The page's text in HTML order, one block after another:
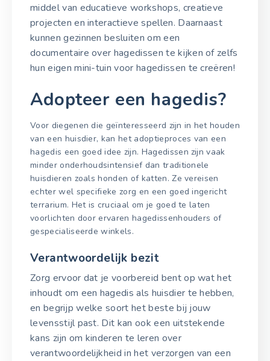
middel van educatieve workshops, creatieve
projecten en interactieve spellen. Daarnaast
kunnen gezinnen besluiten om een
documentaire over hagedissen te kijken of zelfs
hun eigen mini-tuin voor hagedissen te creëren!
Adopteer een hagedis?
Voor diegenen die geïnteresseerd zijn in het houden
van een huisdier, kan het adoptieproces van een
hagedis een goed idee zijn. Hagedissen zijn vaak
minder onderhoudsintensief dan traditionele
huisdieren zoals honden of katten. Ze vereisen
echter wel specifieke zorg en een goed ingericht
terrarium. Het is cruciaal om je goed te laten
voorlichten door ervaren hagedissenhouders of
gespecialiseerde winkels.
Verantwoordelijk bezit
Zorg ervoor dat je voorbereid bent op wat het
inhoudt om een hagedis als huisdier te hebben,
en begrijp welke soort het beste bij jouw
levensstijl past. Dit kan ook een uitstekende
kans zijn om kinderen te leren over
verantwoordelijkheid in het verzorgen van een